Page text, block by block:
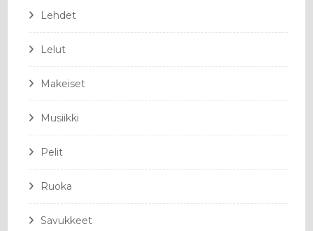
Lehdet
Lelut
Makeiset
Musiikki
Pelit
Ruoka
Savukkeet